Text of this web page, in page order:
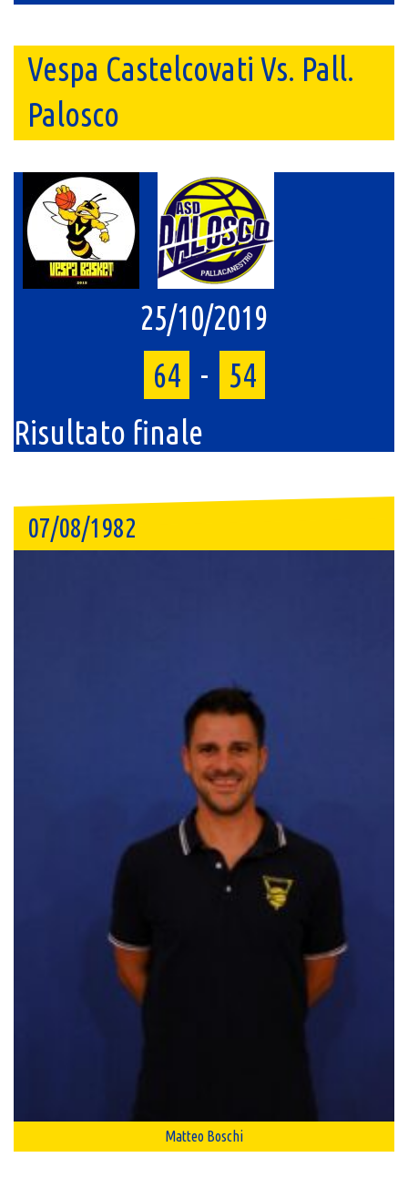
Vespa Castelcovati Vs. Pall.
Palosco
25/10/2019
64 -
54
Risultato finale
07/08/1982
Matteo Boschi